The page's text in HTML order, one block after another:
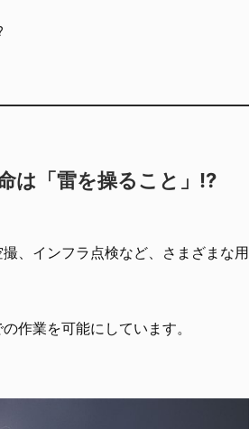
は「雷を操ること」!?
、インフラ点検など、さまざまな用
作業を可能にしています。